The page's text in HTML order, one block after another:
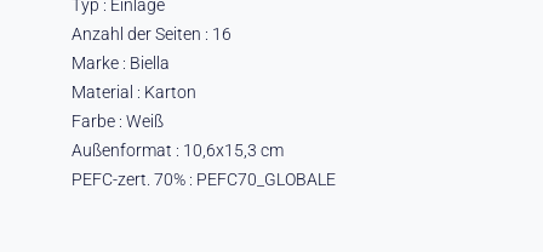
Typ : Einlage
Anzahl der Seiten : 16
Marke : Biella
Material : Karton
Farbe : Weiß
Außenformat : 10,6x15,3 cm
PEFC-zert. 70% : PEFC70_GLOBALE